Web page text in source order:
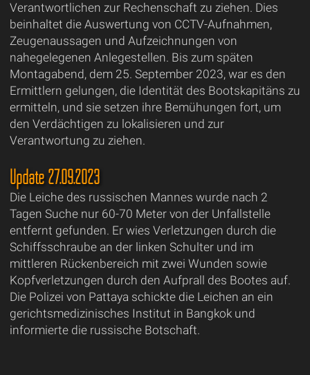
Verantwortlichen zur Rechenschaft zu ziehen. Dies
beinhaltet die Auswertung von CCTV-Aufnahmen,
Zeugenaussagen und Aufzeichnungen von
nahegelegenen Anlegestellen. Bis zum späten
Montagabend, dem 25. September 2023, war es den
Ermittlern gelungen, die Identität des Bootskapitäns zu
ermitteln, und sie setzen ihre Bemühungen fort, um
den Verdächtigen zu lokalisieren und zur
Verantwortung zu ziehen.
Update 27.09.2023
Die Leiche des russischen Mannes wurde nach 2
Tagen Suche nur 60-70 Meter von der Unfallstelle
entfernt gefunden. Er wies Verletzungen durch die
Schiffsschraube an der linken Schulter und im
mittleren Rückenbereich mit zwei Wunden sowie
Kopfverletzungen durch den Aufprall des Bootes auf.
Die Polizei von Pattaya schickte die Leichen an ein
gerichtsmedizinisches Institut in Bangkok und
informierte die russische Botschaft.